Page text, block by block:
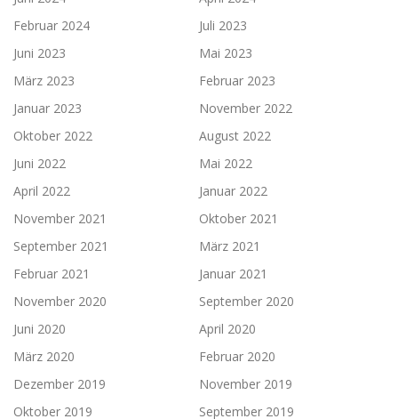
Februar 2024
Juli 2023
Juni 2023
Mai 2023
März 2023
Februar 2023
Januar 2023
November 2022
Oktober 2022
August 2022
Juni 2022
Mai 2022
April 2022
Januar 2022
November 2021
Oktober 2021
September 2021
März 2021
Februar 2021
Januar 2021
November 2020
September 2020
Juni 2020
April 2020
März 2020
Februar 2020
Dezember 2019
November 2019
Oktober 2019
September 2019